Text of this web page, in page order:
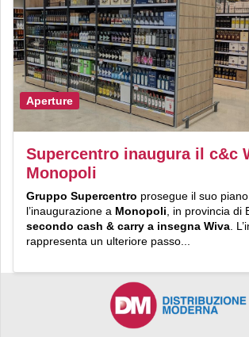
Aperture
Supercentro inaugura il c&c
Monopoli
Gruppo Supercentro prosegue il suo
l’inaugurazione a Monopoli , in provincia di
secondo cash & carry a insegna Wiva .
rappresenta un ulteriore passo...